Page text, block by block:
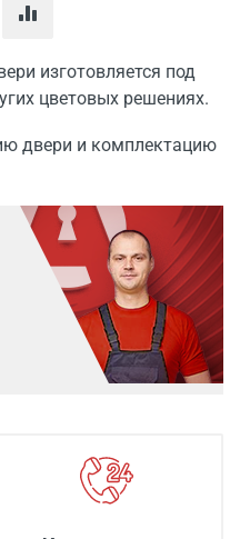
изготовляется под
цветовых решениях.
двери и комплектацию